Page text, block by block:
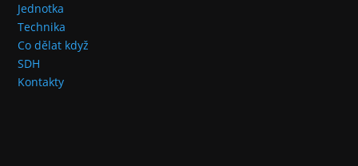
Jednotka
Technika
Co dělat když
SDH
Kontakty